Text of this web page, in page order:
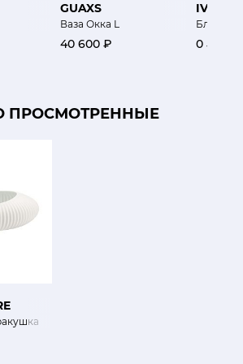
GUAXS
Ваза Окка L
40 600 ₽
IVV
Блюдо
0 ₽
ПРОСМОТРЕННЫЕ